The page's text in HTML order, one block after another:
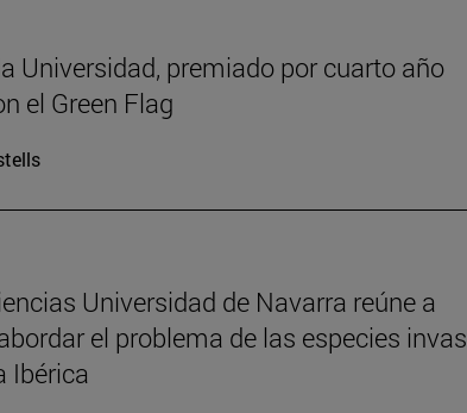
Universidad, premiado por cuarto año
el Green Flag
Universidad de Navarra reúne a
el problema de las especies
Ibérica